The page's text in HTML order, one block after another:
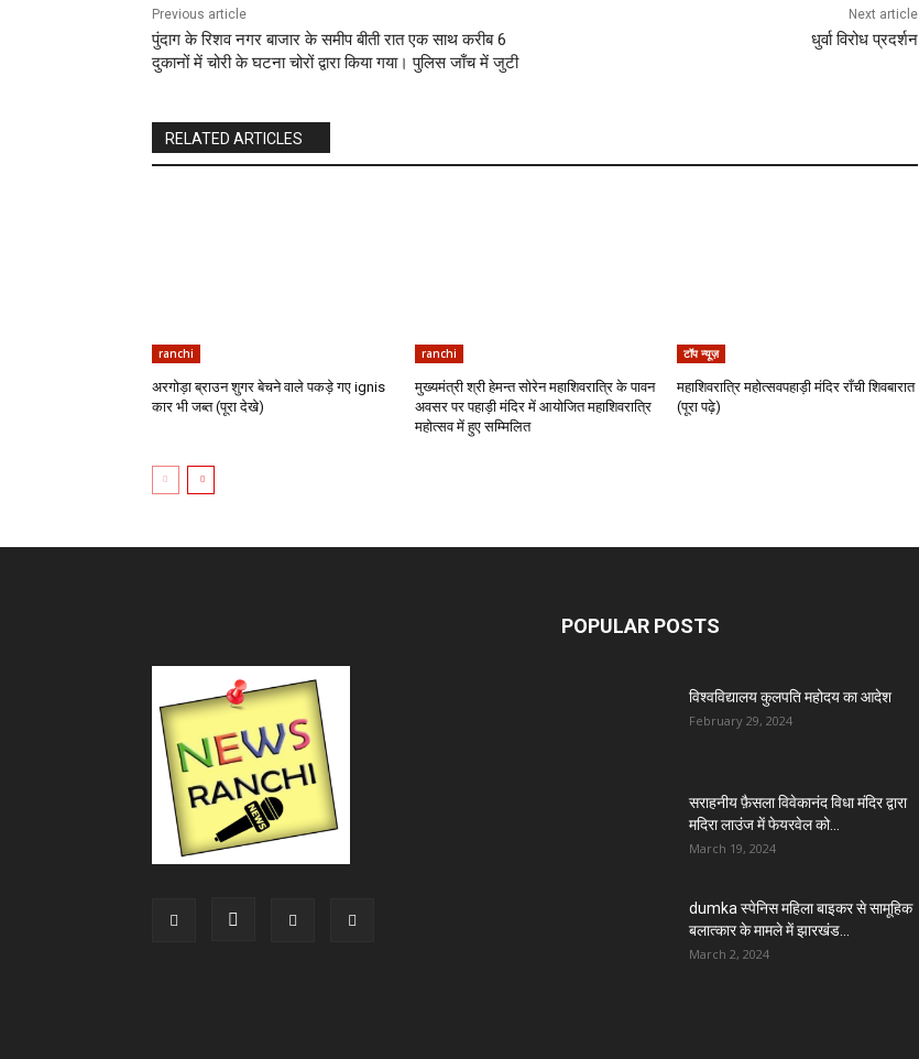
Previous article
पुंदाग के रिशव नगर बाजार के समीप बीती रात एक साथ करीब 6
दुकानों में चोरी के घटना चोरों द्वारा किया गया। पुलिस जाँच में जुटी
Next article
धुर्वा विरोध प्रदर्शन
RELATED ARTICLES
ranchi
अरगोड़ा ब्राउन शुगर बेचने वाले पकड़े गए ignis
कार भी जब्त (पूरा देखे)
ranchi
मुख्यमंत्री श्री हेमन्त सोरेन महाशिवरात्रि के पावन
अवसर पर पहाड़ी मंदिर में आयोजित महाशिवरात्रि
महोत्सव में हुए सम्मिलित
टॉप न्यूज़
महाशिवरात्रि महोत्सवपहाड़ी मंदिर राँची शिवबारात
(पूरा पढ़े)
POPULAR POSTS
विश्वविद्यालय कुलपति महोदय का आदेश
February 29, 2024
सराहनीय फ़ैसला विवेकानंद विधा मंदिर द्वारा
मदिरा लाउंज में फेयरवेल को...
March 19, 2024
dumka स्पेनिस महिला बाइकर से सामूहिक
बलात्कार के मामले में झारखंड...
March 2, 2024